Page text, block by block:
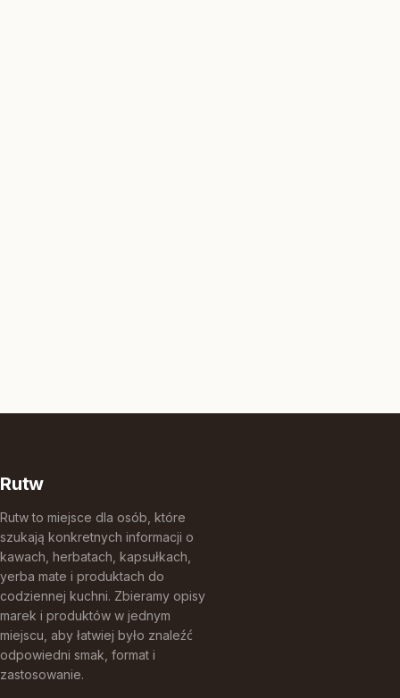
Rutw
Rutw to miejsce dla osób, które
szukają konkretnych informacji o
kawach, herbatach, kapsułkach,
yerba mate i produktach do
codziennej kuchni. Zbieramy opisy
marek i produktów w jednym
miejscu, aby łatwiej było znaleźć
odpowiedni smak, format i
zastosowanie.